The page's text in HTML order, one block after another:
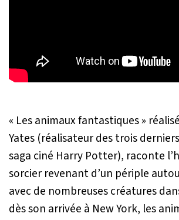
« Les animaux fantastiques »
Yates (réalisateur des trois
saga ciné Harry Potter), raconte
sorcier revenant d’un périple
avec de nombreuses créatures
dès son arrivée à New York, les